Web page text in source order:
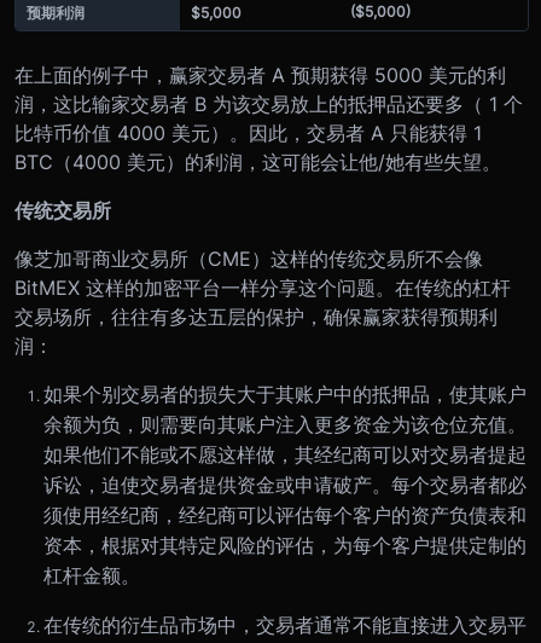
预期利润
$5,000 ($5,000)
在上面的例子中，赢家交易者 A 预期获得 5000 美元的利
润，这比输家交易者 B 为该交易放上的抵押品还要多（ 1 个
比特币价值 4000 美元）。因此，交易者 A 只能获得 1
BTC（4000 美元）的利润，这可能会让他/她有些失望。
传统交易所
像芝加哥商业交易所（CME）这样的传统交易所不会像
BitMEX 这样的加密平台一样分享这个问题。在传统的杠杆
交易场所，往往有多达五层的保护，确保赢家获得预期利
润：
如果个别交易者的损失大于其账户中的抵押品，使其账户
余额为负，则需要向其账户注入更多资金为该仓位充值。
如果他们不能或不愿这样做，其经纪商可以对交易者提起
诉讼，迫使交易者提供资金或申请破产。每个交易者都必
须使用经纪商，经纪商可以评估每个客户的资产负债表和
资本，根据对其特定风险的评估，为每个客户提供定制的
杠杆金额。
在传统的衍生品市场中，交易者通常不能直接进入交易平